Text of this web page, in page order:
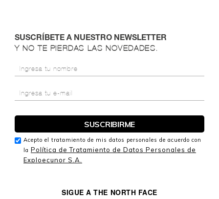
SIGUE A THE NORTH FACE
SUSCRÍBETE A NUESTRO NEWSLETTER
Y NO TE PIERDAS LAS NOVEDADES.
Acepto el tratamiento de mis datos personales de acuerdo con
la Política de Tratamiento de Datos Personales de
Exploecunor S.A.